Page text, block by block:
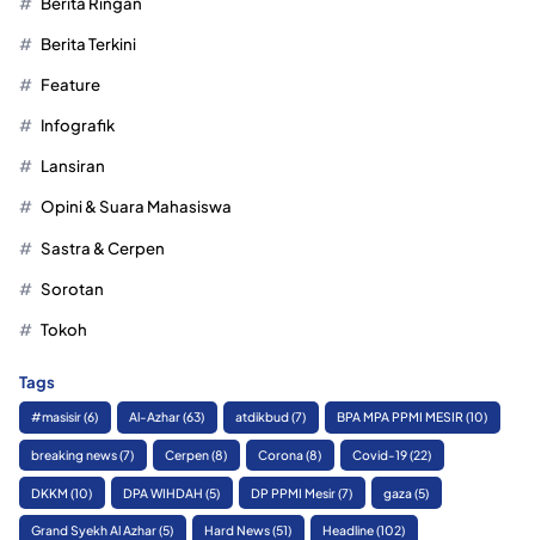
Berita Terkini
Feature
Infografik
Lansiran
Opini & Suara Mahasiswa
Sastra & Cerpen
Sorotan
Tokoh
Tags
#masisir(6) Al-Azhar(63) atdikbud(7) BPA MPA PPMI MESIR(10)
breaking news(7) Cerpen(8) Corona(8) Covid-19(22)
DKKM (10) DPA WIHDAH (5) DP PPMI Mesir(7) gaza(5)
Grand Syekh Al Azhar(5) Hard News(51) Headline(102)